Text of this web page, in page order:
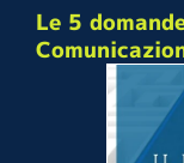
Le 5